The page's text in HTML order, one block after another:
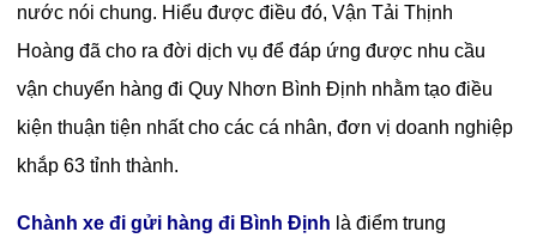
nước nói chung. Hiểu được điều đó, Vận Tải Thịnh
Hoàng đã cho ra đời dịch vụ để đáp ứng được nhu cầu
vận chuyển hàng đi Quy Nhơn Bình Định nhằm tạo điều
kiện thuận tiện nhất cho các cá nhân, đơn vị doanh nghiệp
khắp 63 tỉnh thành.
Chành xe đi gửi hàng đi Bình Định là điểm trung